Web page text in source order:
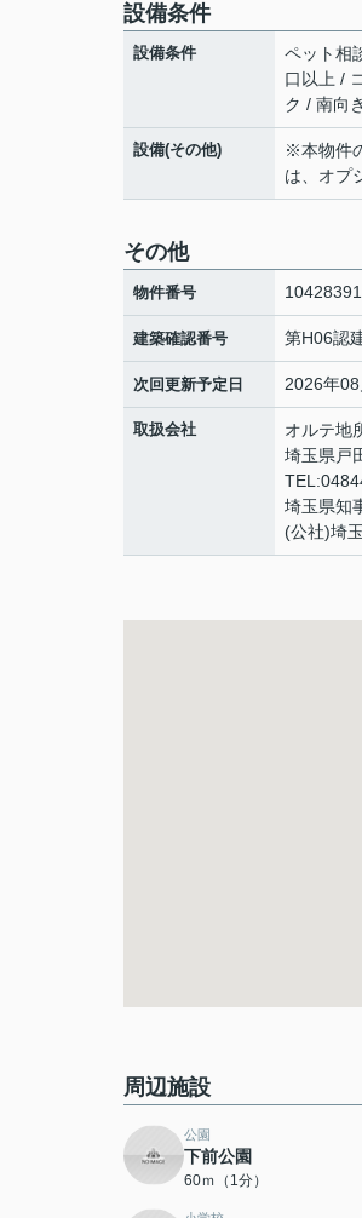
設備条件
設備条件
ペット相
口以上 /
ク / 南向
設備(その他)
※本物件
は、オプ
その他
物件番号
建築確認番号 第H06認
次回更新予定日 2026年
取扱会社
オルテ地
埼玉県戸
埼玉県知
(公社)埼
周辺施設
公園
下前公園
60ｍ（1分）